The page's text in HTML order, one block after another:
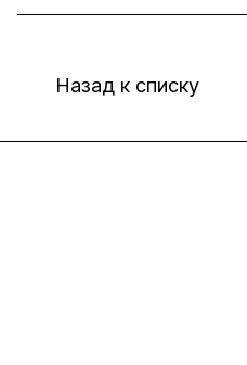
Назад к списку